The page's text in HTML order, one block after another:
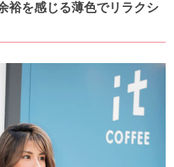
裕を感じる薄色でリラクシ